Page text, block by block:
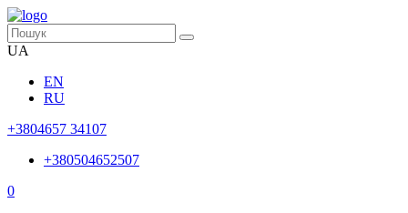
UA
EN
RU
+3804657 34107
+380504652507
0